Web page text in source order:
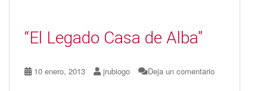
k r
“El Legado Casa de Alba”
10 enero, 2013 jrubiogo Deja un comentario